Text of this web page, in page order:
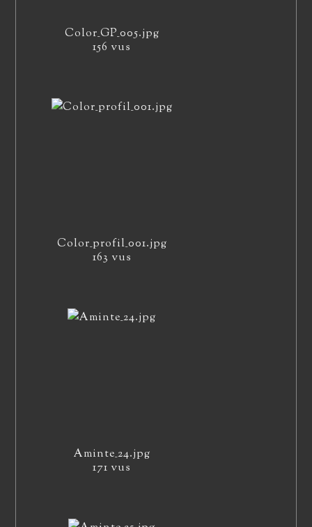
Color_GP_005.jpg
156 vus
Color_profil_001.jpg
163 vus
Aminte_24.jpg
171 vus